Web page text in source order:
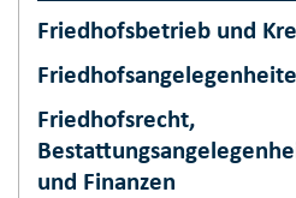
Friedhofsbetrieb und
Friedhofsrecht,
und Finanzen